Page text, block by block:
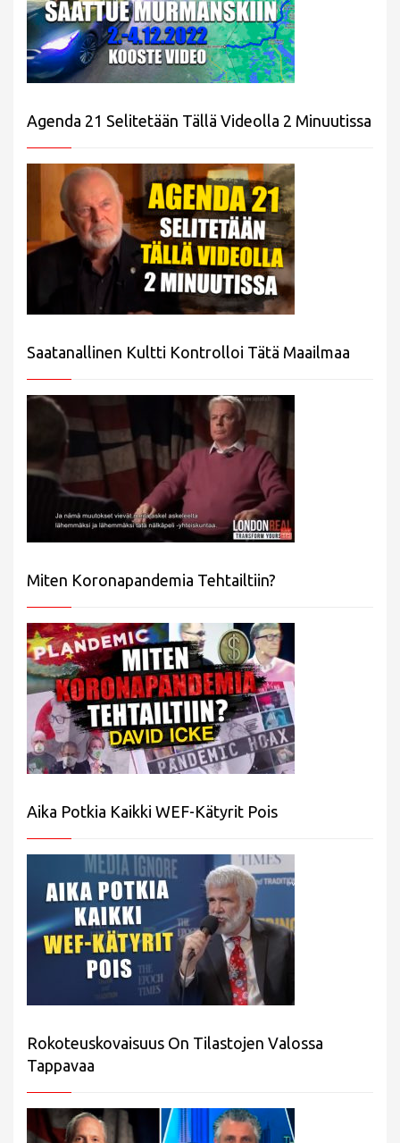
Agenda 21 Selitetään Tällä Videolla 2 Minuutissa
Saatanallinen Kultti Kontrolloi Tätä Maailmaa
Miten Koronapandemia Tehtailtiin?
Aika Potkia Kaikki WEF-Kätyrit Pois
Rokoteuskovaisuus On Tilastojen Valossa
Tappavaa